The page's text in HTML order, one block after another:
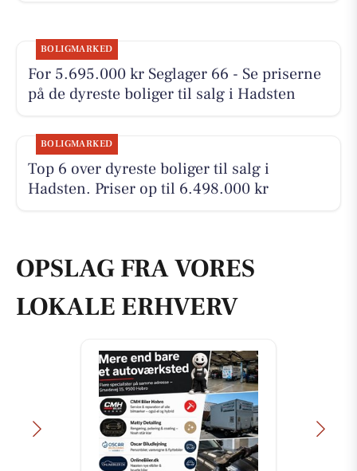
BOLIGMARKED
For 5.695.000 kr Seglager 66 - Se priserne
på de dyreste boliger til salg i Hadsten
BOLIGMARKED
Top 6 over dyreste boliger til salg i
Hadsten. Priser op til 6.498.000 kr
OPSLAG FRA VORES
LOKALE ERHVERV